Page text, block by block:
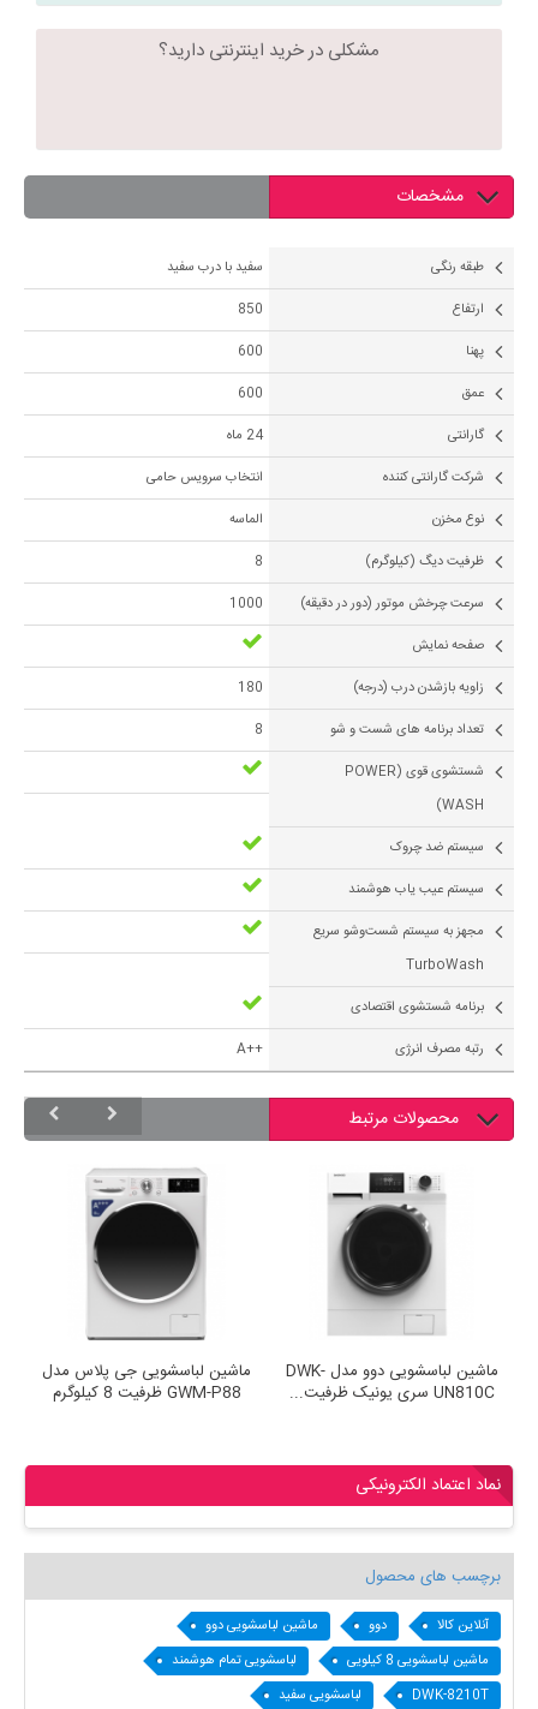
مشکلی در خرید اینترنتی دارید؟
مشخصات
طبقه رنگی
سفید با درب سفید
ارتفاع
850
پهنا
600
عمق
600
گارانتی
24 ماه
شرکت گارانتی کننده
انتخاب سرویس حامی
نوع مخزن
الماسه
ظرفیت دیگ (کیلوگرم)
8
سرعت چرخش موتور (دور در دقیقه)
1000
صفحه نمایش
زاویه بازشدن درب (درجه)
180
تعداد برنامه های شست و شو
8
شستشوی قوی (POWER
WASH)
سیستم ضد چروک
سیستم عیب یاب هوشمند
مجهز به سیستم شست‌وشو سریع
TurboWash
برنامه شستشوی اقتصادی
رتبه مصرف انرژی
++A
محصولات مرتبط
ماشین لباسشویی جی پلاس مدل
GWM-P88 ظرفیت 8 کیلوگرم
ماشین لباسشویی دوو مدل DWK-
UN810C سری یونیک ظرفیت...
نماد اعتماد الکترونیکی
برچسب های محصول
آنلاین کالا دوو
ماشین لباسشویی دوو
ماشین لباسشویی 8 کیلویی
لباسشویی تمام هوشمند
DWK-8210T
لباسشویی سفید